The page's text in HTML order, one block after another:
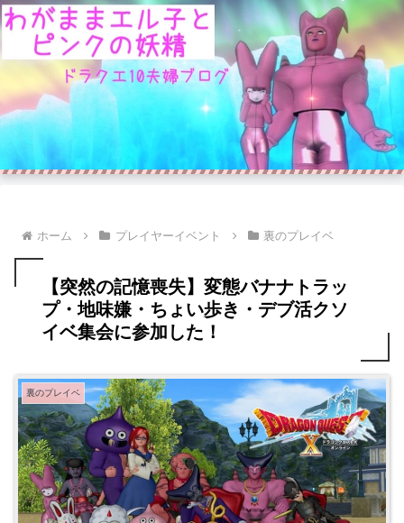
ホーム プレイヤーイベント 裏のプレイベ
【突然の記憶喪失】変態バナナトラッ
プ・地味嫌・ちょい歩き・デブ活クソ
イベ集会に参加した！
裏のプレイベ